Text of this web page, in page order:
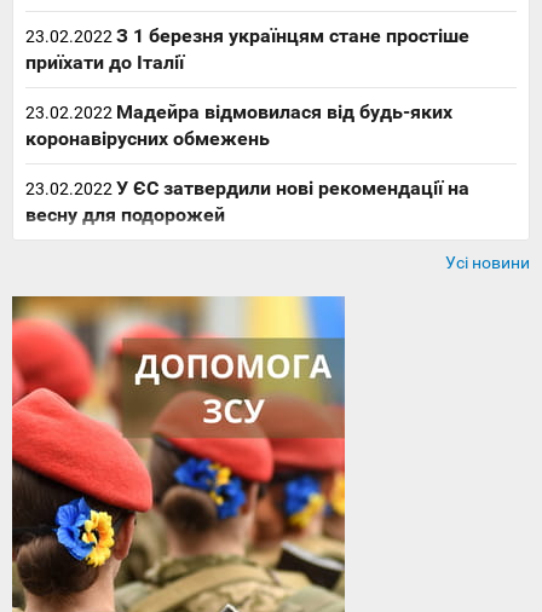
23.02.2022 З 1 березня українцям стане простіше
приїхати до Італії
23.02.2022 Мадейра відмовилася від будь-яких
коронавірусних обмежень
23.02.2022 У ЄС затвердили нові рекомендації на
весну для подорожей
Усі новини